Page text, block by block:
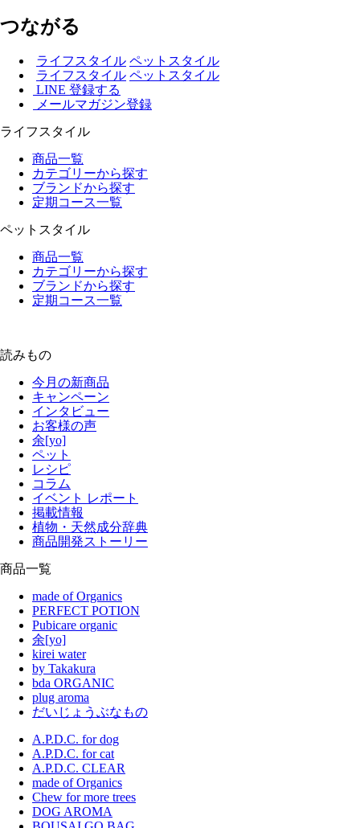
つながる
ライフスタイル ペットスタイル
ライフスタイル ペットスタイル
LINE 登録する
メールマガジン登録
ライフスタイル
商品一覧
カテゴリーから探す
ブランドから探す
定期コース一覧
ペットスタイル
商品一覧
カテゴリーから探す
ブランドから探す
定期コース一覧
読みもの
今月の新商品
キャンペーン
インタビュー
お客様の声
余[yo]
ペット
レシピ
コラム
イベント レポート
掲載情報
植物・天然成分辞典
商品開発ストーリー
商品一覧
made of Organics
PERFECT POTION
Pubicare organic
余[yo]
kirei water
by Takakura
bda ORGANIC
plug aroma
だいじょうぶなもの
A.P.D.C. for dog
A.P.D.C. for cat
A.P.D.C. CLEAR
made of Organics
Chew for more trees
DOG AROMA